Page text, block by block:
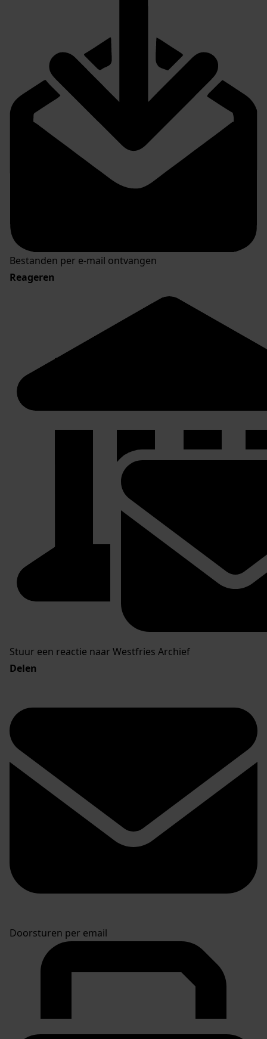
Bestanden per e-mail ontvangen
Reageren
Stuur een reactie naar Westfries Archief
Delen
Doorsturen per email